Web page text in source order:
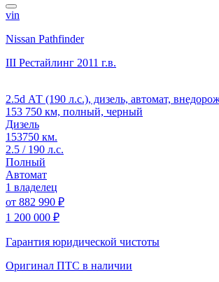
vin
Nissan Pathfinder
III Рестайлинг 2011 г.в.
2.5d АТ (190 л.с.), дизель, автомат,
153 750 км, полный, черный
Дизель
153750 км.
2.5 / 190 л.с.
Полный
Автомат
1 владелец
от 882 990 ₽
1 200 000 ₽
Гарантия юридической чистоты
Оригинал ПТС в наличии